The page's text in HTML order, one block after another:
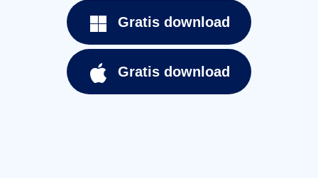
Gratis download
Gratis download